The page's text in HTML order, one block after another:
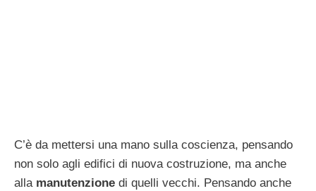
C’è da mettersi una mano sulla coscienza, pensando
non solo agli edifici di nuova costruzione, ma anche
alla manutenzione di quelli vecchi. Pensando anche